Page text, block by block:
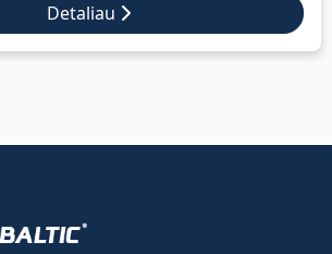
Detaliau